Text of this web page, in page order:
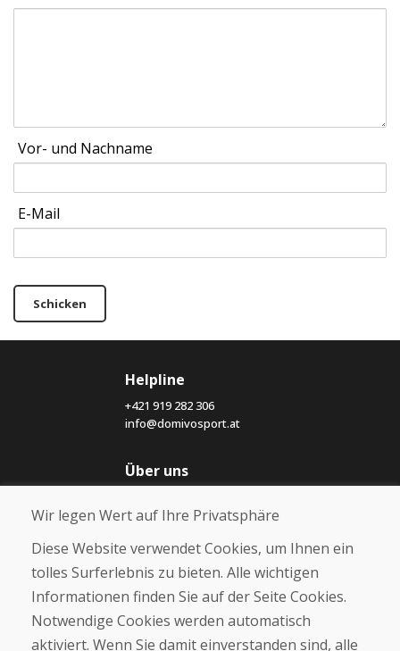
Vor- und Nachname
E-Mail
Schicken
Helpline
+421 919 282 306
info@domivosport.at
Über uns
Über uns
Kontakt
Kaufen
E-Shop
Geschäftsbedingungen
Wir legen Wert auf Ihre Privatsphäre
Diese Website verwendet Cookies, um Ihnen ein
tolles Surferlebnis zu bieten. Alle wichtigen
Informationen finden Sie auf der Seite Cookies.
Notwendige Cookies werden automatisch
aktiviert. Wenn Sie damit einverstanden sind, alle